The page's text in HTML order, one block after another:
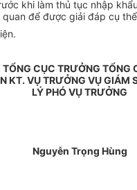
khi làm thủ tục nhập
để được giải đáp cụ
TỔNG CỤC TRƯỞNG TỔNG
KT. VỤ TRƯỞNG VỤ GIÁM
LÝ PHÓ VỤ TRƯỞNG
Nguyễn Trọng Hùng